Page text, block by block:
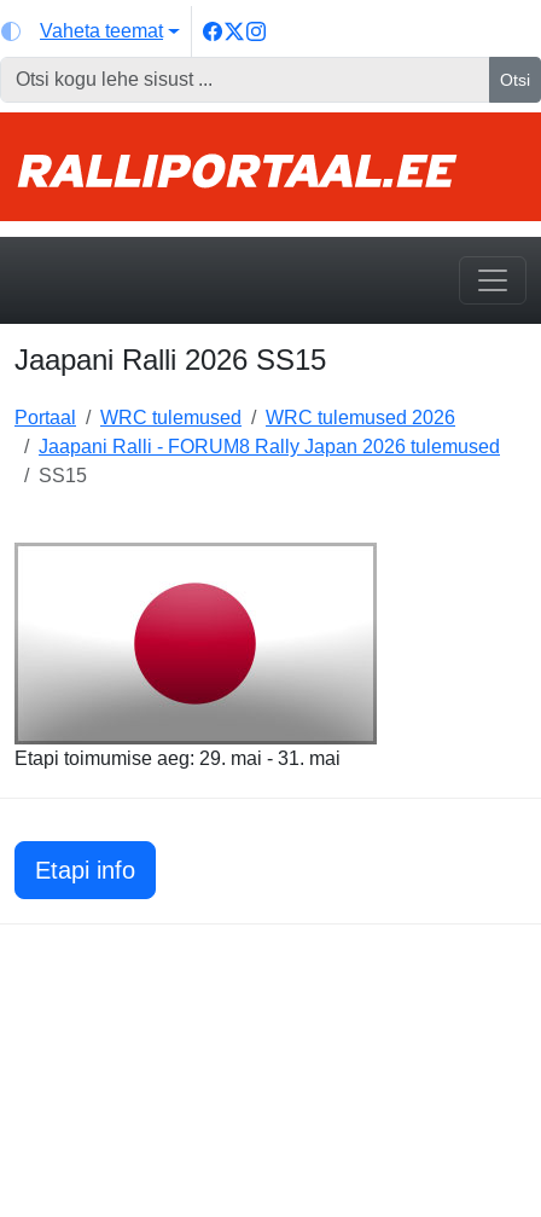
Vaheta teemat
Otsi
Jaapani Ralli 2026 SS15
Portaal WRC tulemused
WRC tulemused 2026
Jaapani Ralli - FORUM8 Rally Japan 2026 tulemused
SS15
Etapi toimumise aeg: 29. mai - 31. mai
Etapi info